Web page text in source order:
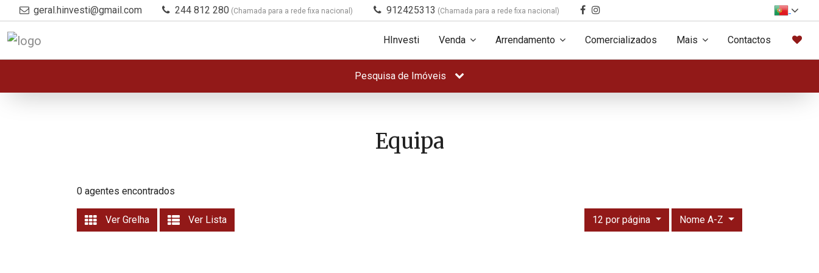
geral.hinvesti@gmail.com 244 812 280 (Chamada para a rede fixa nacional) 912425313 (Chamada para a rede fixa nacional)
HInvesti Venda Arrendamento Comercializados Mais Contactos
Pesquisa de Imóveis
Equipa
0 agentes encontrados
Ver Grelha Ver Lista 12 por página Nome A-Z